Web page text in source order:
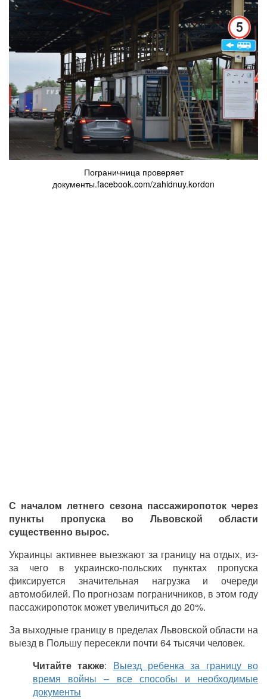
Пограничница проверяет
документы.facebook.com/zahidnuy.kordon
С началом летнего сезона пассажиропоток через
пункты пропуска во Львовской области
существенно вырос.
Украинцы активнее выезжают за границу на отдых, из-
за чего в украинско-польских пунктах пропуска
фиксируется значительная нагрузка и очереди
автомобилей. По прогнозам пограничников, в этом году
пассажиропоток может увеличиться до 20%.
За выходные границу в пределах Львовской области на
выезд в Польшу пересекли почти 64 тысячи человек.
Читайте также: Выезд ребенка за границу во
время войны – все способы и необходимые
документы